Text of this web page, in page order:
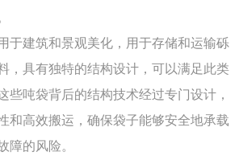
于建筑和景观美化，用于存储和运输砾
，具有独特的结构设计，可以满足此类
些吨袋背后的结构技术经过专门设计，
和高效搬运，确保袋子能够安全地承载
障的风险。